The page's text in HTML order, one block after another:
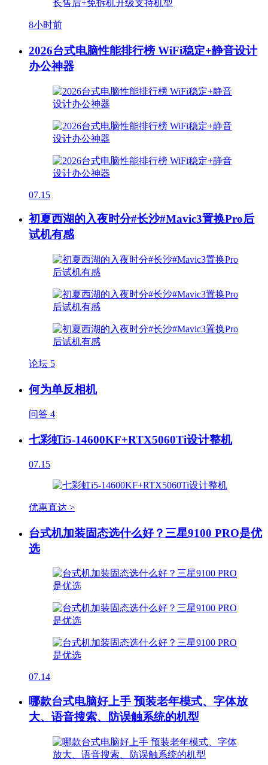
8小时前
2026台式电脑性能排行榜 WiFi稳定+静音设计
办公神器
07.15
初夏西湖的入夜时分#长沙#Mavic3置换Pro后
试机有感
论坛 5
何为单反相机
问答 4
七彩虹i5-14600KF+RTX5060Ti设计整机
07.15
优惠直达 >
台式机加装固态选什么好？三星9100 PRO是优
选
07.14
哪款台式电脑好上手 预装老年模式、字体放
大、语音搜索、防误触系统的机型